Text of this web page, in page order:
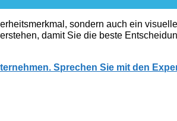
sondern auch ein
damit Sie die beste
Sprechen Sie mit den